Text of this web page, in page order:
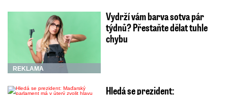
REKLAMA
Vydrží vám barva sotva pár
týdnů? Přestaňte dělat tuhle
chybu
Hledá se prezident: